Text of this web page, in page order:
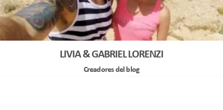
LIVIA & GABRIEL LORENZI
Creadores del blog